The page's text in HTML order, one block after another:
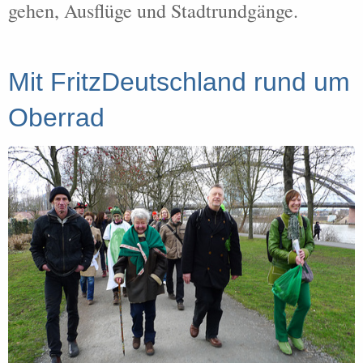
gehen, Ausflüge und Stadtrundgänge.
Mit FritzDeutschland rund um
Oberrad